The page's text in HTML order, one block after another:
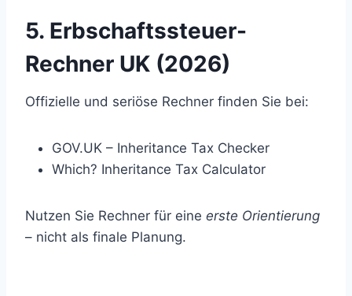
5. Erbschaftssteuer-
Rechner UK (2026)
Offizielle und seriöse Rechner finden Sie bei:
GOV.UK – Inheritance Tax Checker
Which? Inheritance Tax Calculator
Nutzen Sie Rechner für eine erste Orientierung
– nicht als finale Planung.